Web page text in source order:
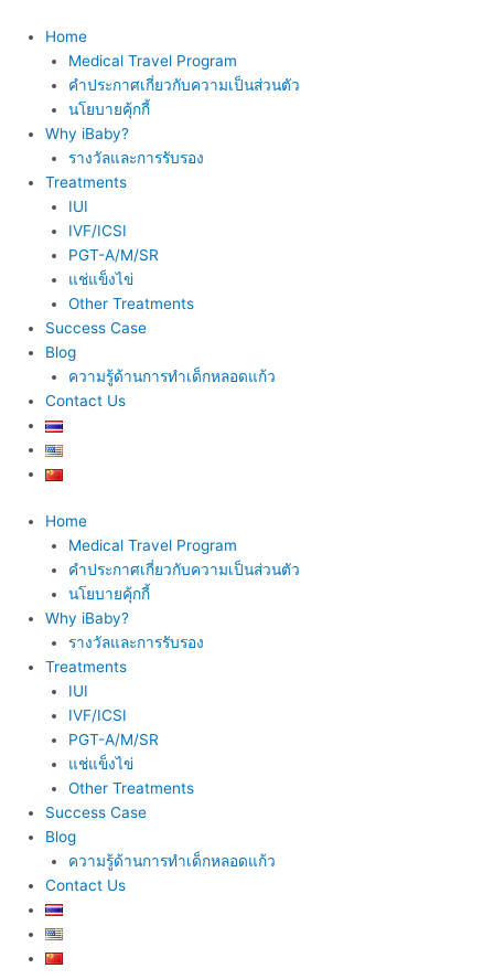
content
Home
Medical Travel Program
คำประกาศเกี่ยวกับความเป็นส่วนตัว
นโยบายคุ้กกี้
Why iBaby?
รางวัลและการรับรอง
Treatments
IUI
IVF/ICSI
PGT-A/M/SR
แช่แข็งไข่
Other Treatments
Success Case
Blog
ความรู้ด้านการทำเด็กหลอดแก้ว
Contact Us
Home
Medical Travel Program
คำประกาศเกี่ยวกับความเป็นส่วนตัว
นโยบายคุ้กกี้
Why iBaby?
รางวัลและการรับรอง
Treatments
IUI
IVF/ICSI
PGT-A/M/SR
แช่แข็งไข่
Other Treatments
Success Case
Blog
ความรู้ด้านการทำเด็กหลอดแก้ว
Contact Us